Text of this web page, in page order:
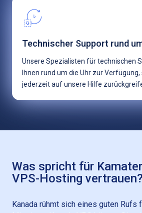
Technischer Support rund
Unsere Spezialisten für technischen
Ihnen rund um die Uhr zur Verfügung,
jederzeit auf unsere Hilfe
Was spricht für
VPS-Hosting vertrauen?
Kanada rühmt sich eines guten Rufs